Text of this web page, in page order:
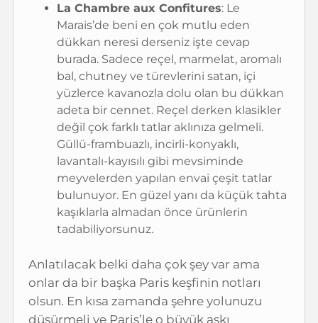
La Chambre aux Confitures: Le
Marais’de beni en çok mutlu eden
dükkan neresi derseniz işte cevap
burada. Sadece reçel, marmelat, aromalı
bal, chutney ve türevlerini satan, içi
yüzlerce kavanozla dolu olan bu dükkan
adeta bir cennet. Reçel derken klasikler
değil çok farklı tatlar aklınıza gelmeli.
Güllü-frambuazlı, incirli-konyaklı,
lavantalı-kayısılı gibi mevsiminde
meyvelerden yapılan envai çeşit tatlar
bulunuyor. En güzel yanı da küçük tahta
kaşıklarla almadan önce ürünlerin
tadabiliyorsunuz.
Anlatılacak belki daha çok şey var ama
onlar da bir başka Paris keşfinin notları
olsun. En kısa zamanda şehre yolunuzu
düşürmeli ve Paris’le o büyük aşkı